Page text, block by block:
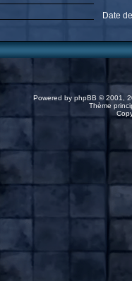
Date
Powered by phpBB © 2001,
Thème